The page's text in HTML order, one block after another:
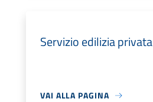
Servizio edilizia privata
VAI ALLA PAGINA